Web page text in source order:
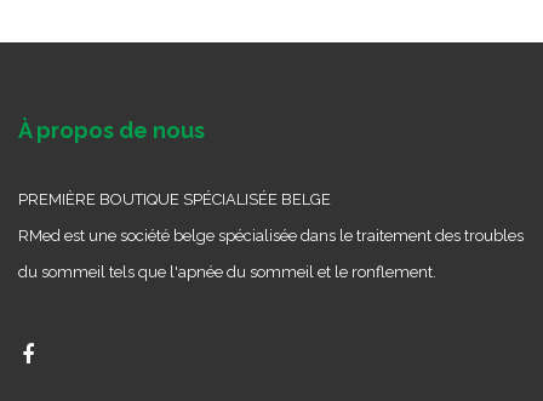
À propos de nous
PREMIÈRE BOUTIQUE SPÉCIALISÉE BELGE
RMed est une société belge spécialisée dans le traitement des troubles
du sommeil tels que l'apnée du sommeil et le ronflement.